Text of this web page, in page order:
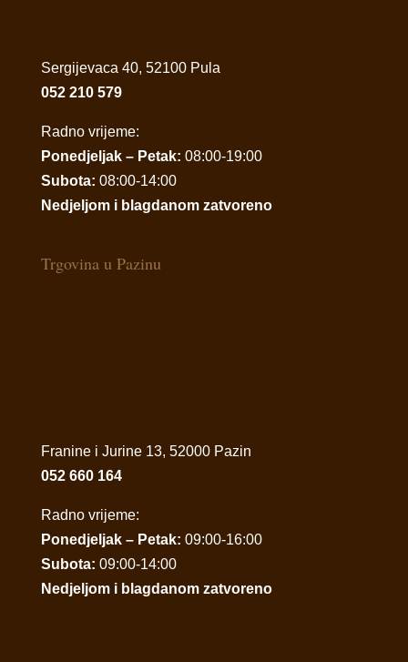
Sergijevaca 40, 52100 Pula
052 210 579
Radno vrijeme:
Ponedjeljak – Petak: 08:00-19:00
Subota: 08:00-14:00
Nedjeljom i blagdanom zatvoreno
Trgovina u Pazinu
Franine i Jurine 13, 52000 Pazin
052 660 164
Radno vrijeme:
Ponedjeljak – Petak: 09:00-16:00
Subota: 09:00-14:00
Nedjeljom i blagdanom zatvoreno